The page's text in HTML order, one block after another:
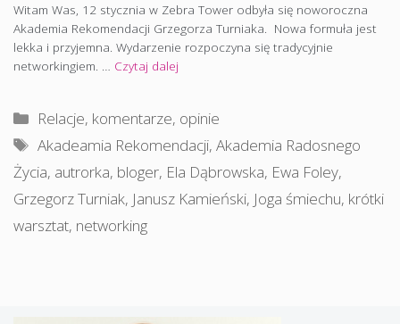
Witam Was, 12 stycznia w Zebra Tower odbyła się noworoczna
Akademia Rekomendacji Grzegorza Turniaka. Nowa formuła jest
lekka i przyjemna. Wydarzenie rozpoczyna się tradycyjnie
networkingiem. … Czytaj dalej
Kategorie
Relacje, komentarze, opinie
Tagi
Akadeamia Rekomendacji,Akademia Radosnego
Życia, autrorka, bloger, Ela Dąbrowska, Ewa Foley,
Grzegorz Turniak, Janusz Kamieński, Joga śmiechu, krótki
warsztat, networking